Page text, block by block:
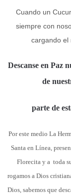
Cuando un
siempre con
cargando el
Descanse en Paz
de
parte de
Por este medio La
Santa en Línea,
Florecita y a toda
rogamos a Dios
Dios, sabemos que